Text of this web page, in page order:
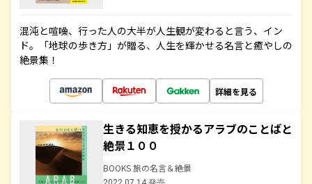
混沌と喧噪、行った人の大半が人生観が変わると言う、イン
ド。「地球の歩き方」が贈る、人生を輝かせる名言と癒やしの
絶景集！
詳細を見る
生きる知恵を授かるアラブのことばと
絶景１００
BOOKS 旅の名言＆絶景